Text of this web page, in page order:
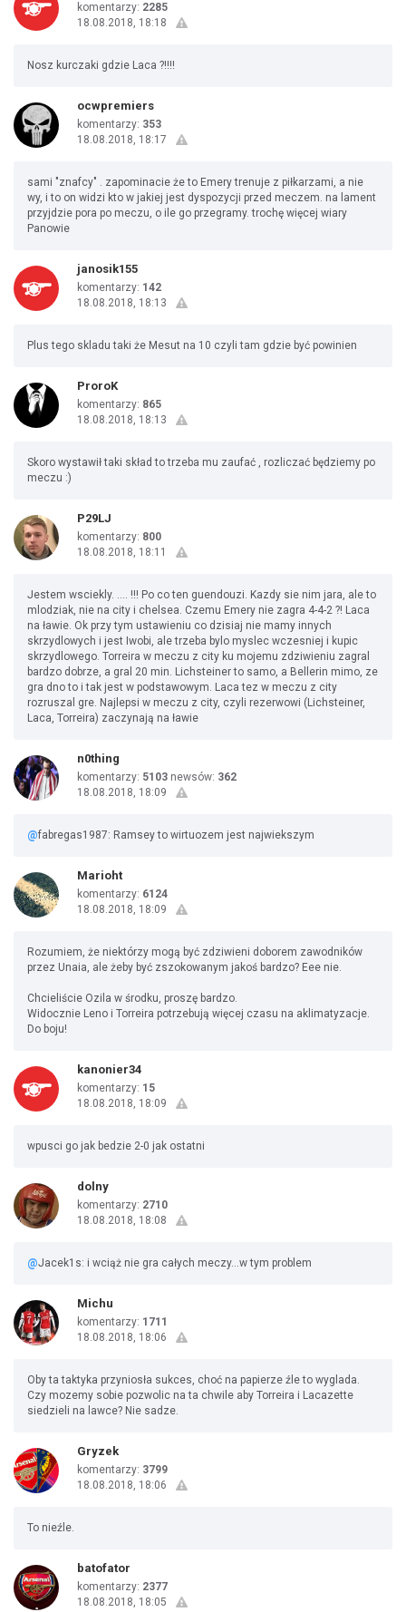
komentarzy: 2285
18.08.2018, 18:18
Nosz kurczaki gdzie Laca ?!!!!
ocwpremiers
komentarzy: 353
18.08.2018, 18:17
sami "znafcy" . zapominacie że to Emery trenuje z piłkarzami, a nie
wy, i to on widzi kto w jakiej jest dyspozycji przed meczem. na lament
przyjdzie pora po meczu, o ile go przegramy. trochę więcej wiary
Panowie
janosik155
komentarzy: 142
18.08.2018, 18:13
Plus tego skladu taki że Mesut na 10 czyli tam gdzie być powinien
ProroK
komentarzy: 865
18.08.2018, 18:13
Skoro wystawił taki skład to trzeba mu zaufać , rozliczać będziemy po
meczu :)
P29LJ
komentarzy: 800
18.08.2018, 18:11
Jestem wsciekly. .... !!! Po co ten guendouzi. Kazdy sie nim jara, ale to
mlodziak, nie na city i chelsea. Czemu Emery nie zagra 4-4-2 ?! Laca
na ławie. Ok przy tym ustawieniu co dzisiaj nie mamy innych
skrzydlowych i jest Iwobi, ale trzeba bylo myslec wczesniej i kupic
skrzydlowego. Torreira w meczu z city ku mojemu zdziwieniu zagral
bardzo dobrze, a gral 20 min. Lichsteiner to samo, a Bellerin mimo, ze
gra dno to i tak jest w podstawowym. Laca tez w meczu z city
rozruszal gre. Najlepsi w meczu z city, czyli rezerwowi (Lichsteiner,
Laca, Torreira) zaczynają na ławie
n0thing
komentarzy: 5103 newsów: 362
18.08.2018, 18:09
@fabregas1987: Ramsey to wirtuozem jest najwiekszym
Marioht
komentarzy: 6124
18.08.2018, 18:09
Rozumiem, że niektórzy mogą być zdziwieni doborem zawodników
przez Unaia, ale żeby być zszokowanym jakoś bardzo? Eee nie.
Chcieliście Ozila w środku, proszę bardzo.
Widocznie Leno i Torreira potrzebują więcej czasu na aklimatyzacje.
Do boju!
kanonier34
komentarzy: 15
18.08.2018, 18:09
wpusci go jak bedzie 2-0 jak ostatni
dolny
komentarzy: 2710
18.08.2018, 18:08
@Jacek1s: i wciąż nie gra całych meczy...w tym problem
Michu
komentarzy: 1711
18.08.2018, 18:06
Oby ta taktyka przyniosła sukces, choć na papierze źle to wyglada.
Czy mozemy sobie pozwolic na ta chwile aby Torreira i Lacazette
siedzieli na lawce? Nie sadze.
Gryzek
komentarzy: 3799
18.08.2018, 18:06
To nieźle.
batofator
komentarzy: 2377
18.08.2018, 18:05